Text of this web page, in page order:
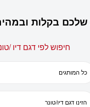
בקלות
חיפוש לפי דגם דיו /